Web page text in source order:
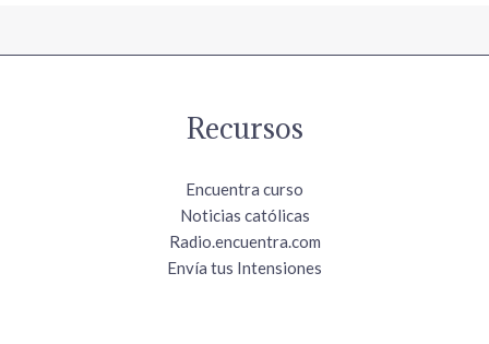
Recursos
Encuentra curso
Noticias católicas
Radio.encuentra.com
Envía tus Intensiones